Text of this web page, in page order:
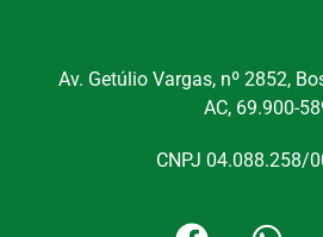
Av. Getúlio Vargas, nº 2852,
AC, 69.900-
CNPJ 04.088.258/